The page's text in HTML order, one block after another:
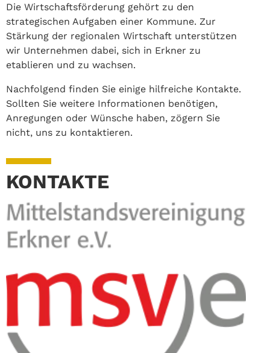
Die Wirtschaftsförderung gehört zu den
strategischen Aufgaben einer Kommune. Zur
Stärkung der regionalen Wirtschaft unterstützen
wir Unternehmen dabei, sich in Erkner zu
etablieren und zu wachsen.
Nachfolgend finden Sie einige hilfreiche Kontakte.
Sollten Sie weitere Informationen benötigen,
Anregungen oder Wünsche haben, zögern Sie
nicht, uns zu kontaktieren.
KONTAKTE